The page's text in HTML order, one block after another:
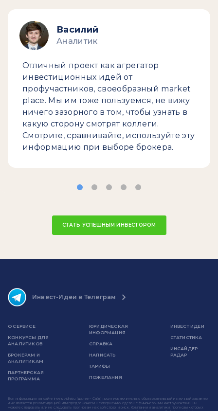
Василий
Аналитик
Отличный проект как агрегатор
инвестиционных идей от
профучастников, своеобразный market
place. Мы им тоже пользуемся, не вижу
ничего зазорного в том, чтобы узнать в
какую сторону смотрят коллеги.
Смотрите, сравнивайте, используйте эту
информацию при выборе брокера.
СТАТЬ УСПЕШНЫМ ИНВЕСТОРОМ
Инвест-Идеи в Телеграм
О СЕРВИСЕ
КОНКУРСЫ ДЛЯ
АНАЛИТИКОВ
БРОКЕРАМ И
АНАЛИТИКАМ
ПАРТНЕРСКАЯ
ПРОГРАММА
ЮРИДИЧЕСКАЯ
ИНФОРМАЦИЯ
СПРАВКА
НАПИСАТЬ
ТАРИФЫ
ПОЖЕЛАНИЯ
ИНВЕСТ ИДЕИ
СТАТИСТИКА
ИНСАЙДЕР-
РАДАР
Вся информация на сайте invest-idei.ru (далее - Сайт) носит исключительно образовательный и научный характер
и не является рекомендацией или предложением к совершению сделок с финансовыми инструментами. Вы
можете следовать или не следовать прогнозам на свой страх и риск. Компании и аналитики, прогнозы которых